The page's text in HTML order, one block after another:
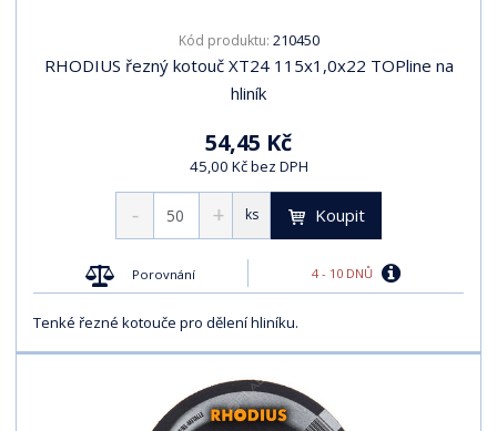
Kód produktu: 210450
RHODIUS řezný kotouč XT24 115x1,0x22 TOPline na
hliník
54,45 Kč
45,00 Kč bez DPH
ks Koupit
Porovnání 4 - 10 DNŮ
Tenké řezné kotouče pro dělení hliníku.